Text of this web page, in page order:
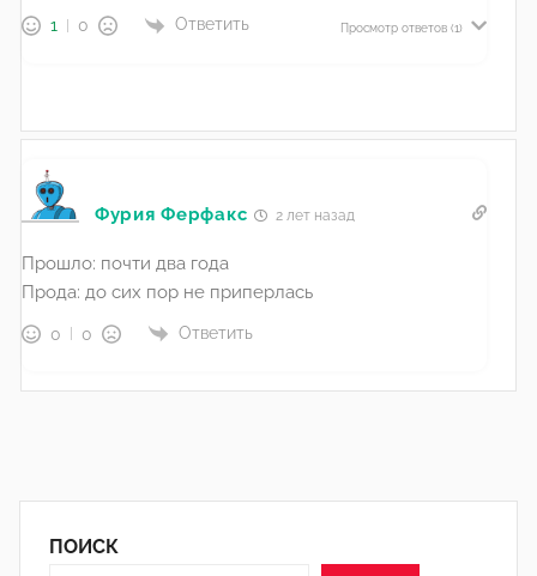
1 0 Ответить Просмотр ответов (1)
Фурия Ферфакс 2 лет назад
Прошло: почти два года
Прода: до сих пор не приперлась
0 0 Ответить
ПОИСК